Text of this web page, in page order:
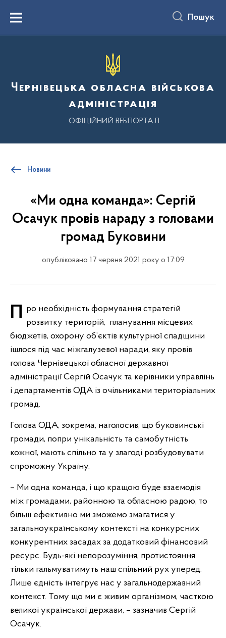
вмістуMenu Пошук
Чернівецька обласна військова
адміністрація
ОФІЦІЙНИЙ ВЕБПОРТАЛ
Новини
«Ми одна команда»: Сергій
Осачук провів нараду з головами
громад Буковини
опубліковано 17 червня 2021 року о 17:09
Про необхідність формування стратегій розвитку територій, планування місцевих
бюджетів, охорону об’єктів культурної спадщини
ішлося під час міжгалузевої наради, яку провів
голова Чернівецької обласної державної
адміністрації Сергій Осачук та керівники управлінь
і департаментів ОДА із очільниками територіальних
громад.
Голова ОДА, зокрема, наголосив, що буковинські
громади, попри унікальність та самобутність
кожної, мають спільно та у злагоді розбудовувати
спроможну Україну.
– Ми одна команда, і що кращою буде взаємодія
між громадами, районною та обласною радою, то
більш ефективно ми зможемо змагатися у
загальноукраїнському контексті на конкурсних
конкурентних засадах за додатковий фінансовий
ресурс. Будь-які непорозуміння, протистояння
тільки гальмуватимуть наш спільний рух уперед.
Лише єдність інтегрує нас у загальнодержавний
контекст. Тому що ми є живим організмом, часткою
великої української держави, – зазначив Сергій
Осачук.